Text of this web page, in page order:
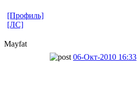
[Профиль]
[ЛС]
Mayfat
06-Окт-2010 16:33